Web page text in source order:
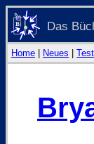
Das
Home Neues